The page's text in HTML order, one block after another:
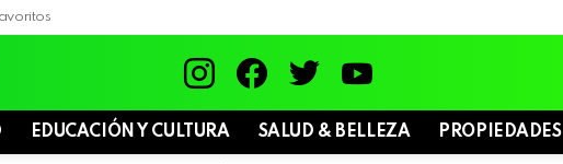
EDUCACIÓN Y CULTURA SALUD & BELLEZA PROPIEDADES